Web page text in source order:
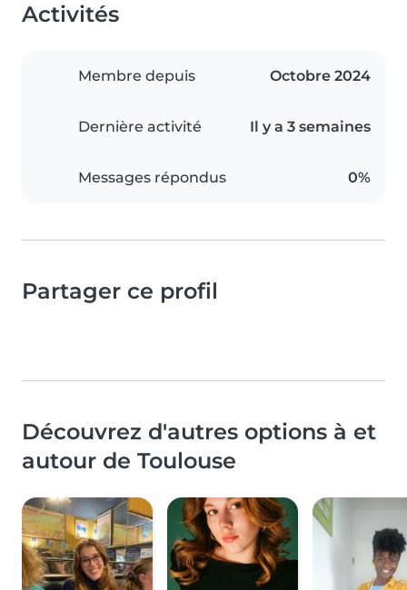
Activités
Membre depuis Octobre 2024
Dernière activité Il y a 3 semaines
Messages répondus 0%
Partager ce profil
Découvrez d'autres options à et
autour de Toulouse